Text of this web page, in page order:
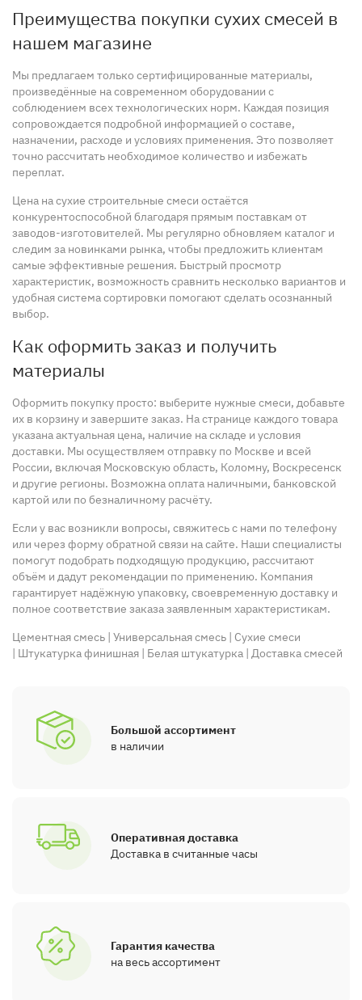
Преимущества покупки сухих смесей в
нашем магазине
Мы предлагаем только сертифицированные материалы,
произведённые на современном оборудовании с
соблюдением всех технологических норм. Каждая позиция
сопровождается подробной информацией о составе,
назначении, расходе и условиях применения. Это позволяет
точно рассчитать необходимое количество и избежать
переплат.
Цена на сухие строительные смеси остаётся
конкурентоспособной благодаря прямым поставкам от
заводов-изготовителей. Мы регулярно обновляем каталог и
следим за новинками рынка, чтобы предложить клиентам
самые эффективные решения. Быстрый просмотр
характеристик, возможность сравнить несколько вариантов и
удобная система сортировки помогают сделать осознанный
выбор.
Как оформить заказ и получить
материалы
Оформить покупку просто: выберите нужные смеси, добавьте
их в корзину и завершите заказ. На странице каждого товара
указана актуальная цена, наличие на складе и условия
доставки. Мы осуществляем отправку по Москве и всей
России, включая Московскую область, Коломну, Воскресенск
и другие регионы. Возможна оплата наличными, банковской
картой или по безналичному расчёту.
Если у вас возникли вопросы, свяжитесь с нами по телефону
или через форму обратной связи на сайте. Наши специалисты
помогут подобрать подходящую продукцию, рассчитают
объём и дадут рекомендации по применению. Компания
гарантирует надёжную упаковку, своевременную доставку и
полное соответствие заказа заявленным характеристикам.
Цементная смесь | Универсальная смесь | Сухие смеси
| Штукатурка финишная | Белая штукатурка | Доставка смесей
Большой ассортимент
в наличии
Оперативная доставка
Доставка в считанные часы
Гарантия качества
на весь ассортимент